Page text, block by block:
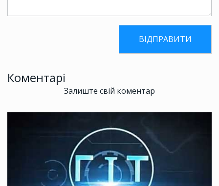
Коментарі
Залиште свій коментар